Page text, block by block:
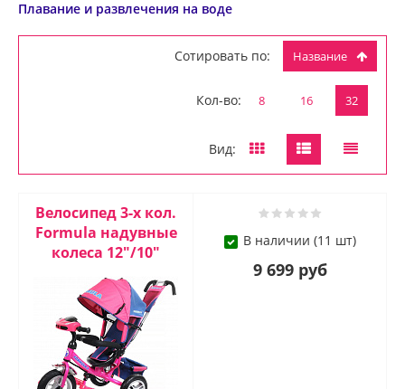
Плавание и развлечения на воде
Сотировать по: Название
Кол-во: 8 16 32
Вид:
Велосипед 3-х кол.
Formula надувные
колеса 12"/10"
В наличии (11 шт)
9 699 руб